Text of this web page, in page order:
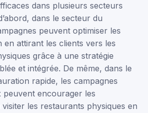
dans plusieurs secteurs
dans le secteur du
peuvent optimiser les
en attirant les clients vers les
grâce à une stratégie
et intégrée. De même, dans le
rapide, les campagnes
encourager les
les restaurants physiques en